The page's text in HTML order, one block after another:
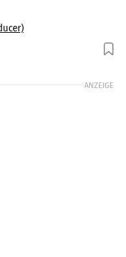
Gagolov, Achim Steinmacher
ANZEIGE